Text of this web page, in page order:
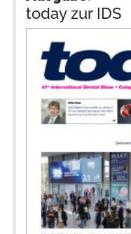
today zur IDS